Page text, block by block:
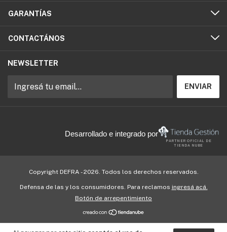
GARANTÍAS
CONTACTÁNOS
NEWSLETTER
Desarrollado e integrado por
PARTNER OFICIAL DE
TIENDA NUBE
Copyright DEFRA - 2026. Todos los derechos reservados.
Defensa de las y los consumidores. Para reclamos ingresá acá.
Botón de arrepentimiento